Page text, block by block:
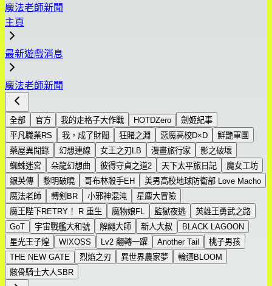
魔法老師新聞
主頁
最新遊戲消息
魔法老師新聞
全部 官方 我的走格子大作戰 HOTDZero
劍姬紀事
平凡職業RS
我，成了財閥 狂賭之淵 惡魔高校D×D
鮮艷軍團
藥屋異聞錄
幻想連線 女王之刃LB 漫畫旅行家
影之破壞
蜘蛛迷宮
朵龍幻想曲 彼得守貞之道2 天下太平旅日記
魔女工坊
銀英傳
黎明破曉 哥布林殺手EH
美男高校地球防衛部 Love Macho
魔法老師
轉剣BR 小邪神混沌
星塵大冒險
魔王陛下RETRY！ R 重生
魔物娘FL 監獄夜逃
英雄王勇武之路
GoT
宇宙戰艦大和號 解繩大師 新人大叔
BLACK LAGOON
星光王子煌
WIXOSS Lv2 翻轉一躍 Another Tail
桃子男孩
THE NEW GATE
烈焰之刃 異世界農家夢
輪迴BLOOM
骸骨騎士大人SBR